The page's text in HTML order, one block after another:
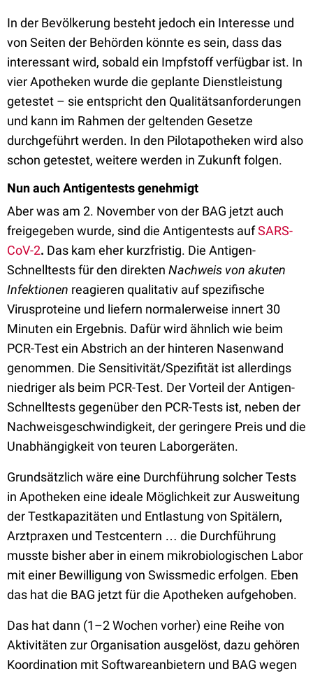
In der Bevölkerung besteht jedoch ein Interesse und
von Seiten der Behörden könnte es sein, dass das
interessant wird, sobald ein Impfstoff verfügbar ist. In
vier Apotheken wurde die geplante Dienstleistung
getestet – sie entspricht den Qualitätsanforderungen
und kann im Rahmen der geltenden Gesetze
durchgeführt werden. In den Pilotapotheken wird also
schon getestet, weitere werden in Zukunft folgen.
Nun auch Antigentests genehmigt
Aber was am 2. November von der BAG jetzt auch
freigegeben wurde, sind die Antigentests aufSARS-
CoV-2. Das kam eher kurzfristig. Die Antigen-
Schnelltests für den direkten Nachweis von akuten
Infektionen reagieren qualitativ auf spezifische
Virusproteine und liefern normalerweise innert 30
Minuten ein Ergebnis. Dafür wird ähnlich wie beim
PCR-Test ein Abstrich an der hinteren Nasenwand
genommen. Die Sensitivität/Spezifität ist allerdings
niedriger als beim PCR-Test. Der Vorteil der Antigen-
Schnelltests gegenüber den PCR-Tests ist, neben der
Nachweisgeschwindigkeit, der geringere Preis und die
Unabhängigkeit von teuren Laborgeräten.
Grundsätzlich wäre eine Durchführung solcher Tests
in Apotheken eine ideale Möglichkeit zur Ausweitung
der Testkapazitäten und Entlastung von Spitälern,
Arztpraxen und Testcentern … die Durchführung
musste bisher aber in einem mikrobiologischen Labor
mit einer Bewilligung von Swissmedic erfolgen. Eben
das hat die BAG jetzt für die Apotheken aufgehoben.
Das hat dann (1–2 Wochen vorher) eine Reihe von
Aktivitäten zur Organisation ausgelöst, dazu gehören
Koordination mit Softwareanbietern und BAG wegen